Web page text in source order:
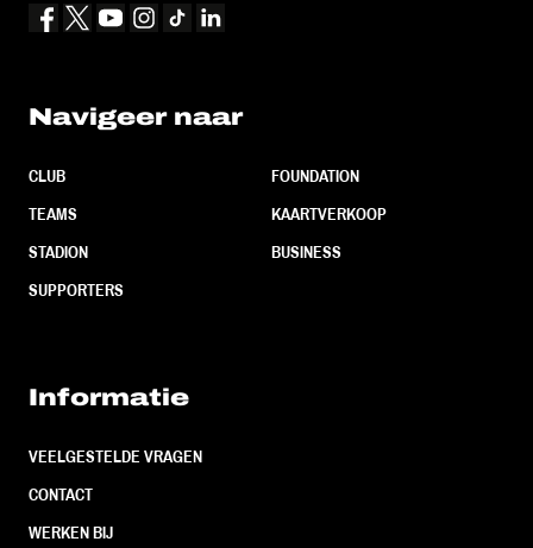
Navigeer naar
CLUB
TEAMS
STADION
SUPPORTERS
FOUNDATION
KAARTVERKOOP
BUSINESS
Informatie
VEELGESTELDE VRAGEN
CONTACT
WERKEN BIJ